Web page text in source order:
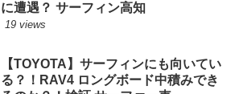
に遭遇？ サーフィン高知
19 views
【TOYOTA】サーフィンにも向いてい
る？！RAV4 ロングボード中積みでき